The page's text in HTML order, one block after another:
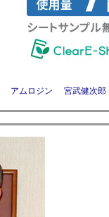
アムロジン 宮武健次郎